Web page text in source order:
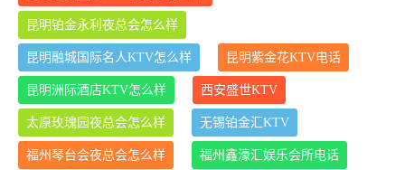
昆明铂金永利夜总会怎么样
昆明融城国际名人KTV怎么样 昆明紫金花KTV电话
昆明洲际酒店KTV怎么样 西安盛世KTV
太原玫瑰园夜总会怎么样 无锡铂金汇KTV
福州琴台会夜总会怎么样 福州鑫濠汇娱乐会所电话